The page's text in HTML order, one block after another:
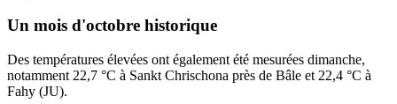
Un mois d'octobre historique
Des températures élevées ont également été mesurées dimanche,
notamment 22,7 °C à Sankt Chrischona près de Bâle et 22,4 °C à
Fahy (JU).